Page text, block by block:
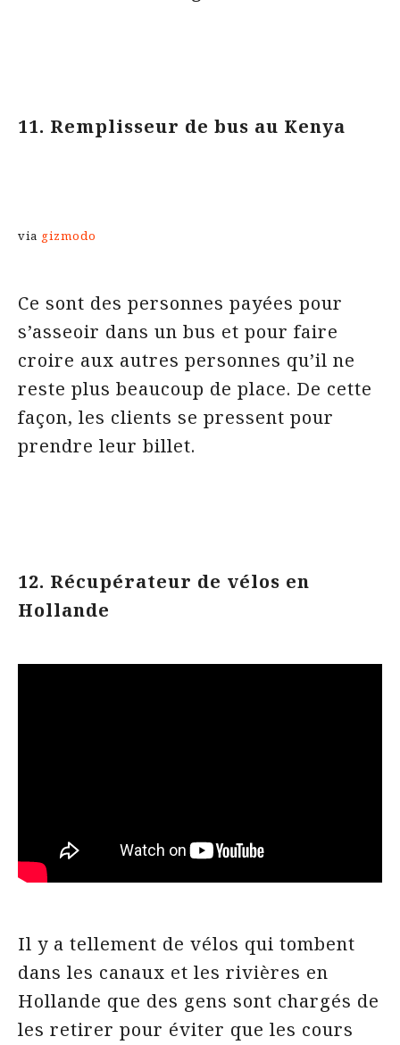
11. Remplisseur de bus au Kenya
via gizmodo
Ce sont des personnes payées pour
s’asseoir dans un bus et pour faire
croire aux autres personnes qu’il ne
reste plus beaucoup de place. De cette
façon, les clients se pressent pour
prendre leur billet.
12. Récupérateur de vélos en
Hollande
Il y a tellement de vélos qui tombent
dans les canaux et les rivières en
Hollande que des gens sont chargés de
les retirer pour éviter que les cours